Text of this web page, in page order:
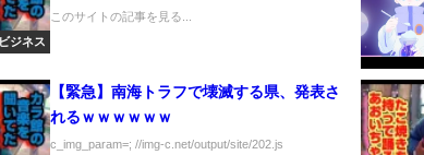
ビジネス
このサイトの記事を見る...
【緊急】南海トラフで壊滅する県、発表さ
れるｗｗｗｗｗｗ
c_img_param=; //img-c.net/output/site/202.js